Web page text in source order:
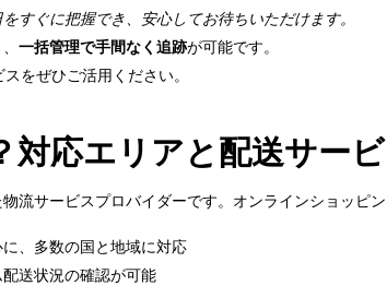
すぐに把握でき、安心してお待ちいただけます。
一括管理で手間なく追跡が可能です。
をぜひご活用ください。
応エリアと配送サー
流サービスプロバイダーです。オンラインショッ
、多数の国と地域に対応
送状況の確認が可能